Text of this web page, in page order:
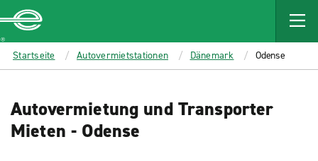
MAIN
CONTENT
Enterprise
Startseite Autovermietstationen Dänemark Odense
Autovermietung und Transporter
Mieten - Odense